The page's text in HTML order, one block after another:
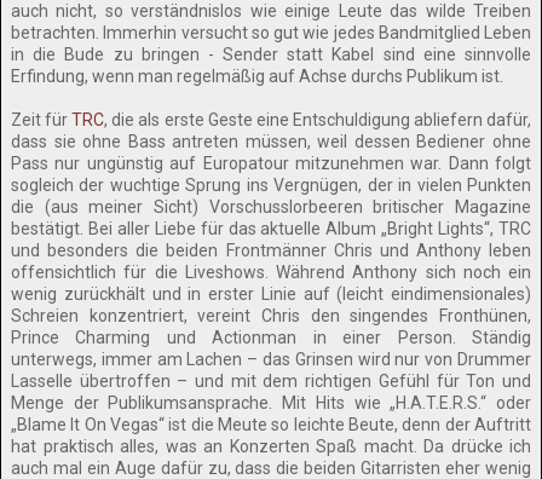
auch nicht, so verständnislos wie einige Leute das wilde Treiben
betrachten. Immerhin versucht so gut wie jedes Bandmitglied Leben
in die Bude zu bringen - Sender statt Kabel sind eine sinnvolle
Erfindung, wenn man regelmäßig auf Achse durchs Publikum ist.
Zeit fürTRC, die als erste Geste eine Entschuldigung abliefern dafür,
dass sie ohne Bass antreten müssen, weil dessen Bediener ohne
Pass nur ungünstig auf Europatour mitzunehmen war. Dann folgt
sogleich der wuchtige Sprung ins Vergnügen, der in vielen Punkten
die (aus meiner Sicht) Vorschusslorbeeren britischer Magazine
bestätigt. Bei aller Liebe für das aktuelle Album „Bright Lights“, TRC
und besonders die beiden Frontmänner Chris und Anthony leben
offensichtlich für die Liveshows. Während Anthony sich noch ein
wenig zurückhält und in erster Linie auf (leicht eindimensionales)
Schreien konzentriert, vereint Chris den singendes Fronthünen,
Prince Charming und Actionman in einer Person. Ständig
unterwegs, immer am Lachen – das Grinsen wird nur von Drummer
Lasselle übertroffen – und mit dem richtigen Gefühl für Ton und
Menge der Publikumsansprache. Mit Hits wie „H.A.T.E.R.S.“ oder
„Blame It On Vegas“ ist die Meute so leichte Beute, denn der Auftritt
hat praktisch alles, was an Konzerten Spaß macht. Da drücke ich
auch mal ein Auge dafür zu, dass die beiden Gitarristen eher wenig